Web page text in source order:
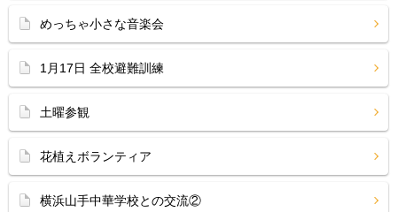
めっちゃ小さな音楽会
1月17日 全校避難訓練
土曜参観
花植えボランティア
横浜山手中華学校との交流②